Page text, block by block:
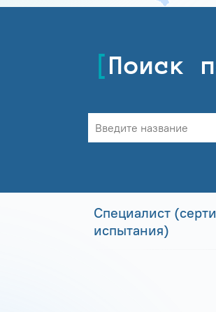
Поиск
Специалист
испытания)